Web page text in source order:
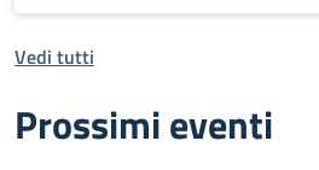
Vedi tutti
Prossimi eventi